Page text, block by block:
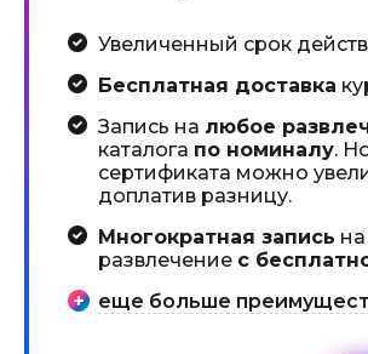
Увеличенный срок
Бесплатная доставка
Запись на любое
каталога по номиналу.
сертификата можно
доплатив разницу.
Многократная запись
развлечение с
еще больше